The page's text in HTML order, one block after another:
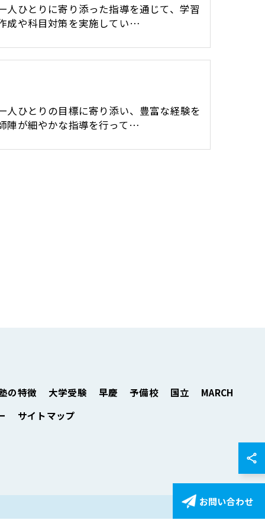
人ひとりに寄り添った指導を通じて、学習
成や科目対策を実施してい…
人ひとりの目標に寄り添い、豊富な経験を
陣が細やかな指導を行って…
お問い合わせ
の特徴 大学受験 早慶 予備校 国立
MARCH
サイトマップ